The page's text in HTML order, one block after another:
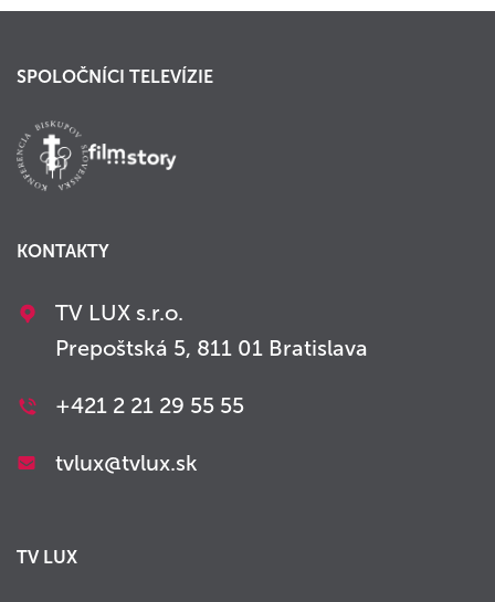
SPOLOČNÍCI TELEVÍZIE
KONTAKTY
TV LUX s.r.o.
Prepoštská 5, 811 01 Bratislava
+421 2 21 29 55 55
tvlux@tvlux.sk
TV LUX